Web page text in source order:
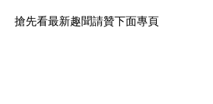
搶先看最新趣聞請贊下面專頁